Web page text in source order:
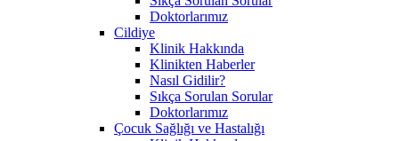
Doktorlarımız
Cildiye
Klinik Hakkında
Klinikten Haberler
Nasıl Gidilir?
Sıkça Sorulan Sorular
Doktorlarımız
Çocuk Sağlığı ve Hastalığı